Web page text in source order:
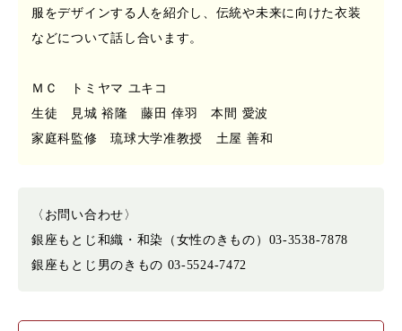
服をデザインする人を紹介し、伝統や未来に向けた衣装
などについて話し合います。
ＭＣ トミヤマ ユキコ
生徒 見城 裕隆 藤田 倖羽 本間 愛波
家庭科監修 琉球大学准教授 土屋 善和
〈お問い合わせ〉
銀座もとじ和織・和染（女性のきもの）03-3538-7878
銀座もとじ男のきもの 03-5524-7472